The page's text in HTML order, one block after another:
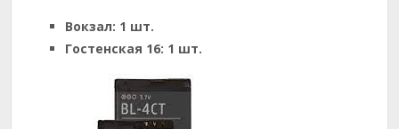
Вокзал: 1 шт.
Гостенская 16: 1 шт.